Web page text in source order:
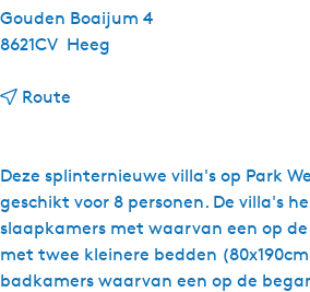
Deze splinternieuwe villa's op Park
geschikt voor 8 personen. De villa's
slaapkamers met waarvan een op
met twee kleinere bedden
badkamers waarvan een op de
Gouden Boaijum 4
8621CV Heeg
Route
r
A
a
n
h